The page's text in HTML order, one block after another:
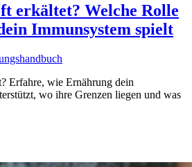
erkältet? Welche Rolle
Immunsystem spielt
Erfahre, wie Ernährung dein
wo ihre Grenzen liegen und was